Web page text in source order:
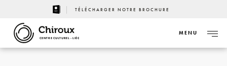
TÉLÉCHARGER NOTRE BROCHURE
CENTRE CULTUREL - LIÈGE
MENU